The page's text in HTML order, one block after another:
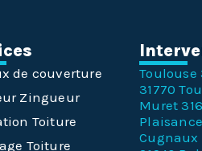
de couverture
Zingueur
Toiture
Toiture
Toulouse
31770
Muret
Cugnaux